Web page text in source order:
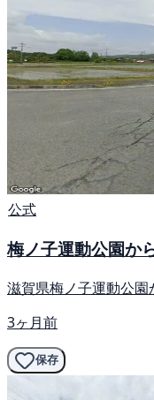
公式
梅ノ子運動公園か
滋賀県梅ノ子運動公
3ヶ月前
保存